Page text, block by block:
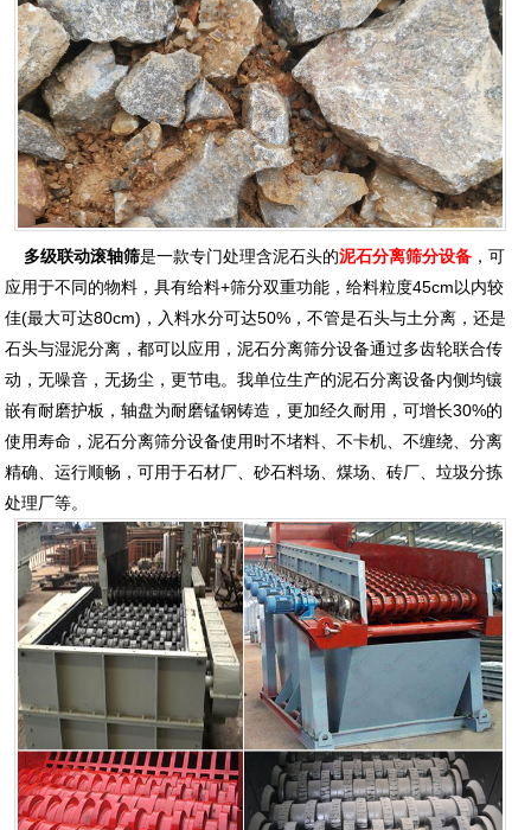
多级联动滚轴筛是一款专门处理含泥石头的泥石分离筛分设备 ，可
应用于不同的物料，具有给料+筛分双重功能，给料粒度45cm以内较
佳(最大可达80cm)，入料水分可达50%，不管是石头与土分离，还是
石头与湿泥分离，都可以应用，泥石分离筛分设备通过多齿轮联合传
动，无噪音，无扬尘，更节电。我单位生产的泥石分离设备内侧均镶
嵌有耐磨护板，轴盘为耐磨锰钢铸造，更加经久耐用，可增长30%的
使用寿命，泥石分离筛分设备使用时不堵料、不卡机、不缠绕、分离
精确、运行顺畅，可用于石材厂、砂石料场、煤场、砖厂、垃圾分拣
处理厂等。